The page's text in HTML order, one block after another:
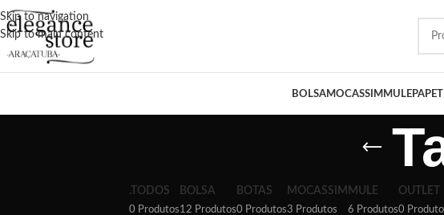
Skip to navigation
Skip to main content
BOLSAMOCASSIM MULE
.TODOS
0 Produtos
BOLSA
12 Produtos
BOTAS
0 Produtos
MOCASSIM
3 Produtos
MULE
6 Produtos
OUTLET
0